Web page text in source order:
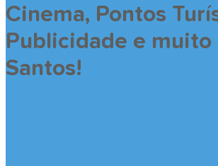
Cinema, Pontos
Publicidade e muito
Santos!